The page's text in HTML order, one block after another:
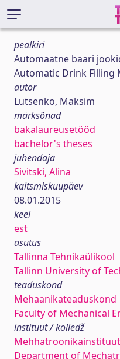
pealkiri
Automaatne baari
Automatic Drink Filling
autor
Lutsenko, Maksim
märksõnad
bakalaureusetööd
bachelor's theses
juhendaja
Sivitski, Alina
kaitsmiskuupäev
08.01.2015
keel
est
asutus
Tallinna Tehnikaülikool
Tallinn University of
teaduskond
Mehaanikateaduskond
Faculty of Mechanical
instituut / kolledž
Mehhatroonikainstituut
Department of